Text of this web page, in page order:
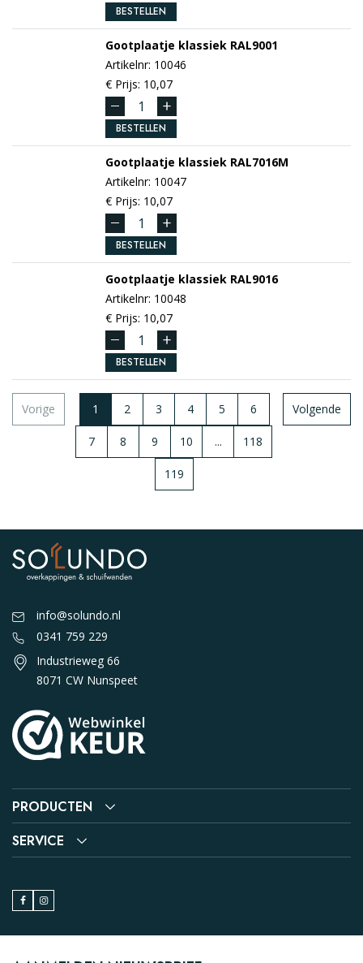
BESTELLEN
Gootplaatje klassiek RAL9001
Artikelnr: 10046
€ Prijs: 10,07
BESTELLEN
Gootplaatje klassiek RAL7016M
Artikelnr: 10047
€ Prijs: 10,07
BESTELLEN
Gootplaatje klassiek RAL9016
Artikelnr: 10048
€ Prijs: 10,07
BESTELLEN
Vorige 1 2 3 4 5 6
7 8 9 10 ... 118
119
Volgende
info@solundo.nl
0341 759 229
Industrieweg 66
8071 CW Nunspeet
PRODUCTEN
SERVICE